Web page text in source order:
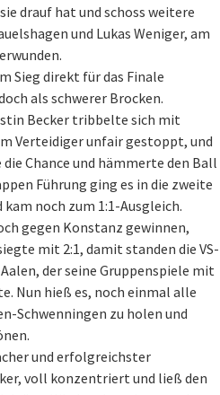
drauf hat und schoss weitere
und Lukas Weniger, am
Sieg direkt für das Finale
als schwerer Brocken.
Becker tribbelte sich mit
Verteidiger unfair gestoppt, und
Chance und hämmerte den Ball
Führung ging es in die zweite
noch zum 1:1-Ausgleich.
gegen Konstanz gewinnen,
mit 2:1, damit standen die VS-
der seine Gruppenspiele mit
Nun hieß es, noch einmal alle
Schwenningen zu holen und
und erfolgreichster
voll konzentriert und ließ den